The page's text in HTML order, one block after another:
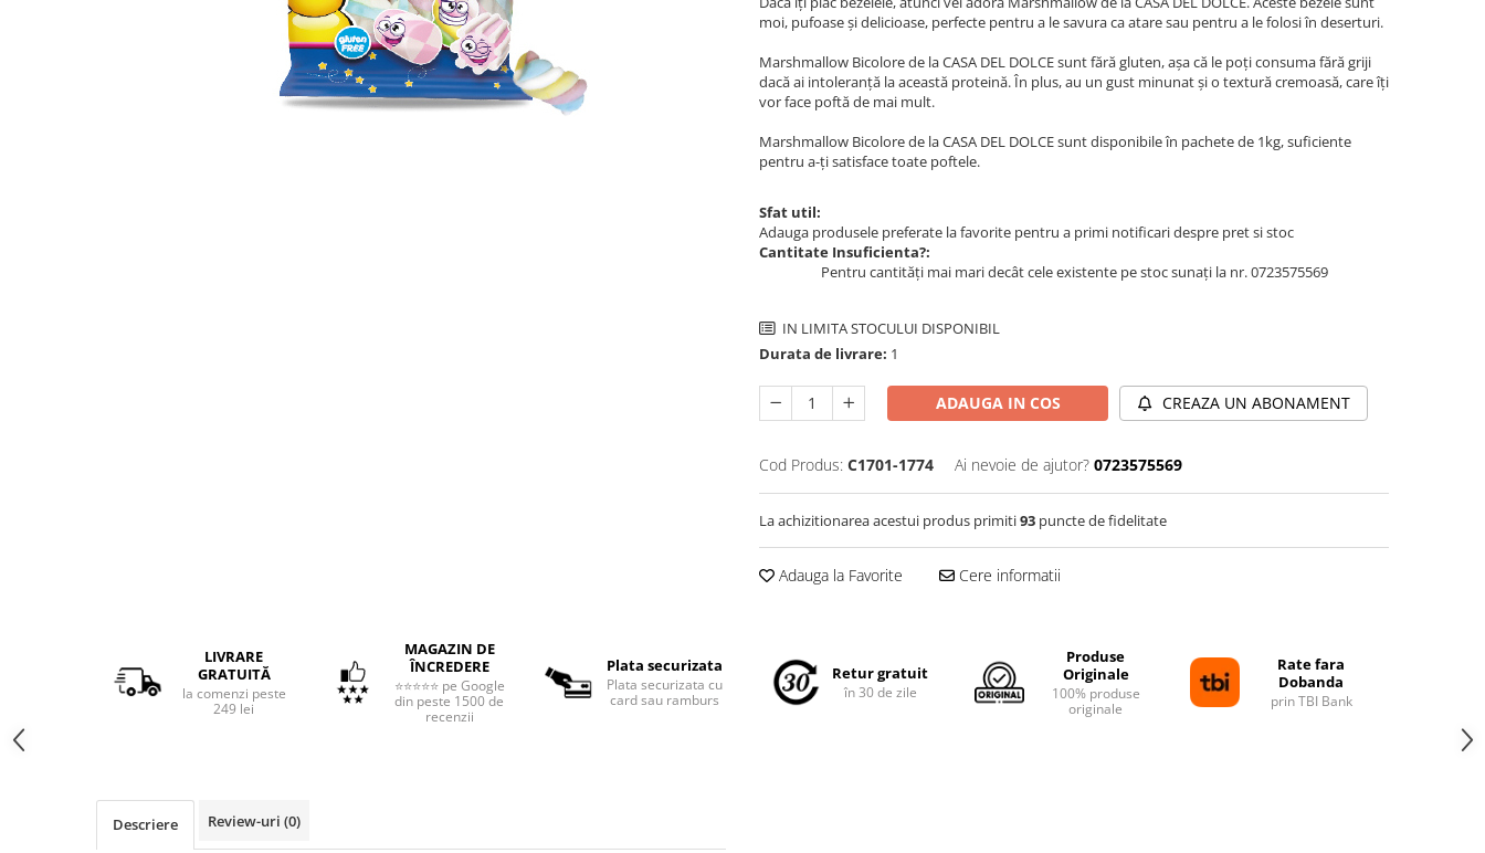
moi, pufoase și delicioase, perfecte pentru a le savura ca atare sau pentru a le folosi în deserturi.
Marshmallow Bicolore de la CASA DEL DOLCE sunt fără gluten, așa că le poți consuma fără griji
dacă ai intoleranță la această proteină. În plus, au un gust minunat și o textură cremoasă, care îți
vor face poftă de mai mult.
Marshmallow Bicolore de la CASA DEL DOLCE sunt disponibile în pachete de 1kg, suficiente
pentru a-ți satisface toate poftele.
Sfat util:
Adauga produsele preferate la favorite pentru a primi notificari despre pret si stoc
Cantitate Insuficienta?:
Pentru cantități mai mari decât cele existente pe stoc sunați la nr. 0723575569
IN LIMITA STOCULUI DISPONIBIL
Durata de livrare: 1
ADAUGA IN COS CREAZA UN ABONAMENT
Cod Produs: C1701-1774 Ai nevoie de ajutor? 0723575569
La achizitionarea acestui produs primiti93 puncte de fidelitate
Adauga la Favorite Cere informatii
LIVRARE
GRATUITĂ
la comenzi peste
249 lei
MAGAZIN DE
ÎNCREDERE
⭐⭐⭐⭐⭐ pe Google
din peste 1500 de
recenzii
Plata securizata
Plata securizata cu
card sau ramburs
Retur gratuit
în 30 de zile
Produse
Originale
100% produse
originale
Rate fara
Dobanda
prin TBI Bank
Descriere Review-uri (0)